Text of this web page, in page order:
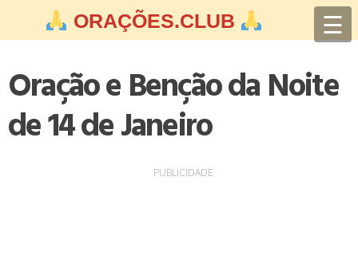
ORAÇÕES.CLUB ☰
Oração e Benção da Noite
de 14 de Janeiro
PUBLICIDADE